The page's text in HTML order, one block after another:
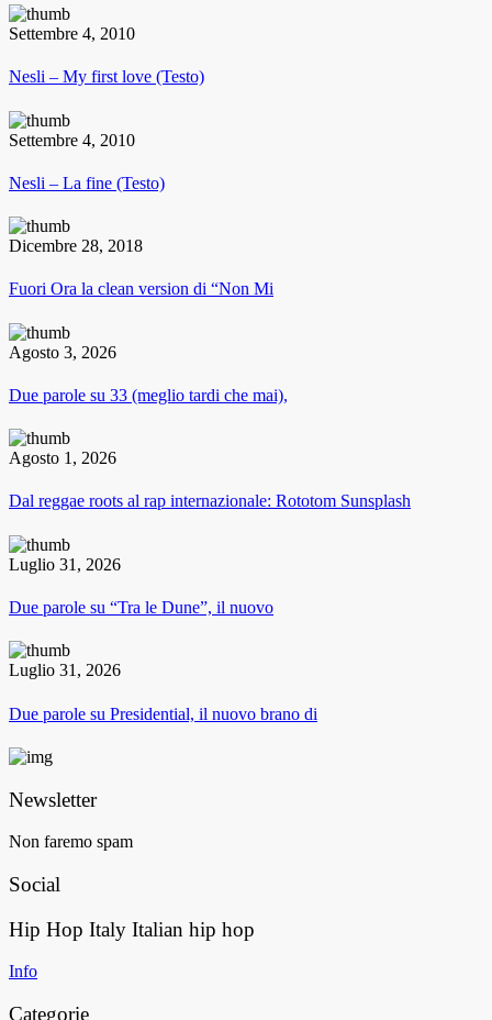
Settembre 4, 2010
Nesli – My first love (Testo)
Settembre 4, 2010
Nesli – La fine (Testo)
Dicembre 28, 2018
Fuori Ora la clean version di “Non Mi
Agosto 3, 2026
Due parole su 33 (meglio tardi che mai),
Agosto 1, 2026
Dal reggae roots al rap internazionale: Rototom Sunsplash
Luglio 31, 2026
Due parole su “Tra le Dune”, il nuovo
Luglio 31, 2026
Due parole su Presidential, il nuovo brano di
Newsletter
Non faremo spam
Social
Hip Hop Italy Italian hip hop
Info
Categorie